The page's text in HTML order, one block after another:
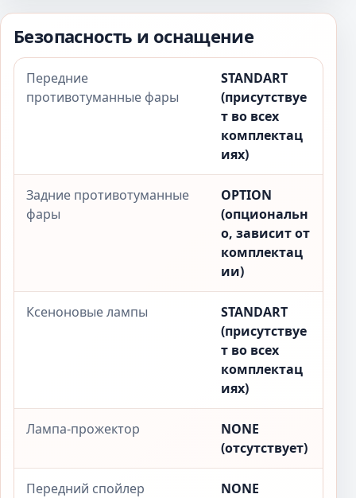
Безопасность и оснащение
Передние
противотуманные фары
STANDART
(присутствуе
т во всех
комплектац
иях)
Задние противотуманные
фары
OPTION
(опциональн
о, зависит от
комплектац
ии)
Ксеноновые лампы
STANDART
(присутствуе
т во всех
комплектац
иях)
Лампа-прожектор
NONE
(отсутствует)
Передний спойлер
NONE